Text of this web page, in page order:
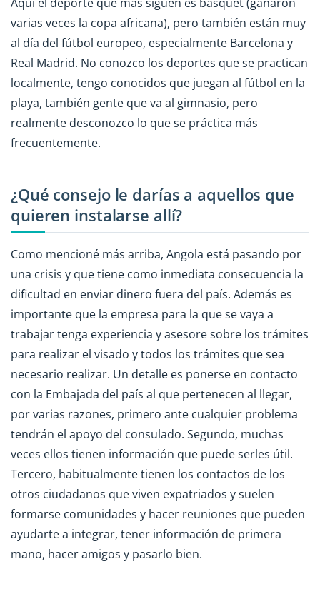
varias veces la copa africana), pero también están muy
al día del fútbol europeo, especialmente Barcelona y
Real Madrid. No conozco los deportes que se practican
localmente, tengo conocidos que juegan al fútbol en la
playa, también gente que va al gimnasio, pero
realmente desconozco lo que se práctica más
frecuentemente.
¿Qué consejo le darías a aquellos que
quieren instalarse allí?
Como mencioné más arriba, Angola está pasando por
una crisis y que tiene como inmediata consecuencia la
dificultad en enviar dinero fuera del país. Además es
importante que la empresa para la que se vaya a
trabajar tenga experiencia y asesore sobre los trámites
para realizar el visado y todos los trámites que sea
necesario realizar. Un detalle es ponerse en contacto
con la Embajada del país al que pertenecen al llegar,
por varias razones, primero ante cualquier problema
tendrán el apoyo del consulado. Segundo, muchas
veces ellos tienen información que puede serles útil.
Tercero, habitualmente tienen los contactos de los
otros ciudadanos que viven expatriados y suelen
formarse comunidades y hacer reuniones que pueden
ayudarte a integrar, tener información de primera
mano, hacer amigos y pasarlo bien.